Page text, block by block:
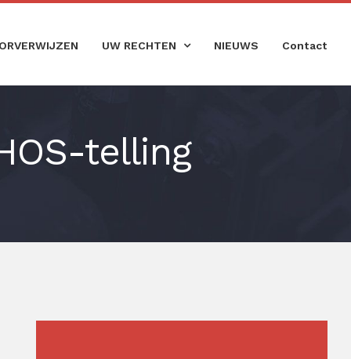
UW RECHTEN NIEUWS Contact
telling